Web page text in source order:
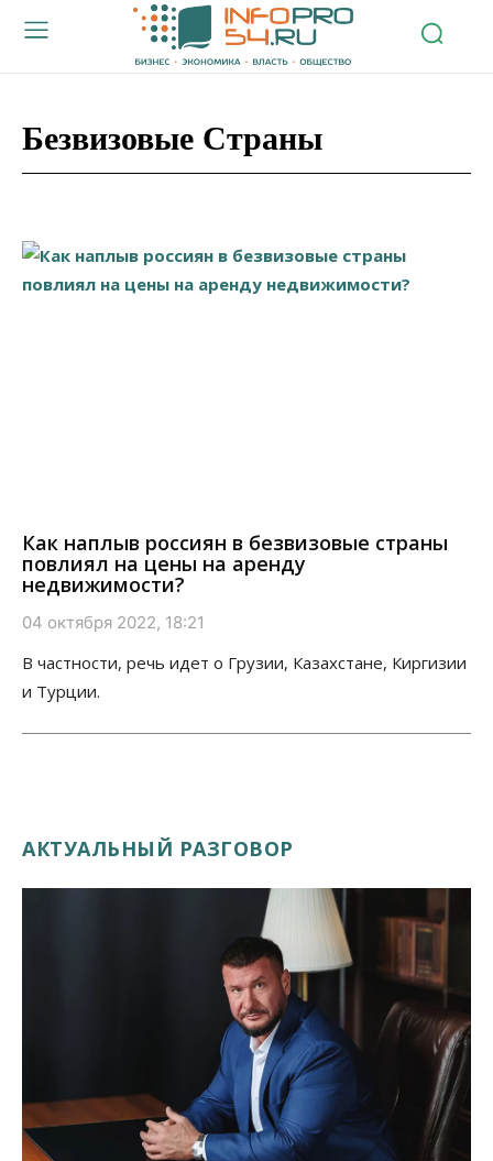
Безвизовые Страны
Как наплыв россиян в безвизовые страны
повлиял на цены на аренду
недвижимости?
04 октября 2022, 18:21
В частности, речь идет о Грузии, Казахстане, Киргизии
и Турции.
АКТУАЛЬНЫЙ РАЗГОВОР